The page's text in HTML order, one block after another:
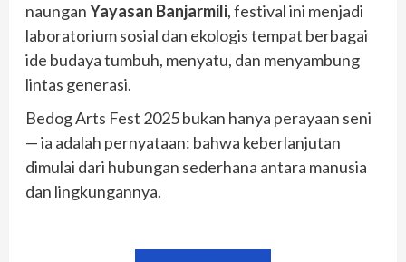
naunganYayasan Banjarmili, festival ini menjadi
laboratorium sosial dan ekologis tempat berbagai
ide budaya tumbuh, menyatu, dan menyambung
lintas generasi.
Bedog Arts Fest 2025 bukan hanya perayaan seni
— ia adalah pernyataan: bahwa keberlanjutan
dimulai dari hubungan sederhana antara manusia
dan lingkungannya.